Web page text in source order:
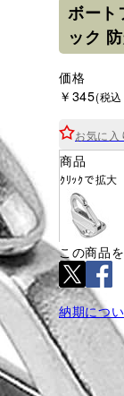
ボート
ック
価格
￥345(税
お気に入
商品
ｸﾘｯｸで拡大
この商品
納期につ